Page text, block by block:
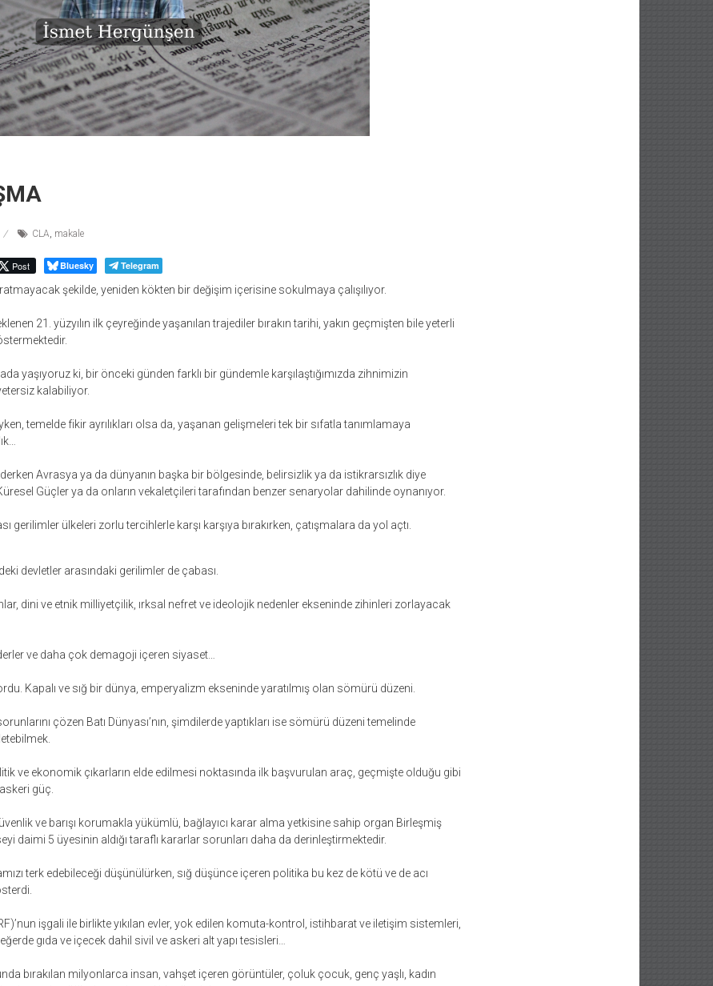
CLA, makale
Post Bluesky Telegram
şekilde, yeniden kökten bir değişim içerisine sokulmaya çalışılıyor.
21. yüzyılın ilk çeyreğinde yaşanılan trajediler bırakın tarihi, yakın geçmişten bile yeterli
yaşıyoruz ki, bir önceki günden farklı bir gündemle karşılaştığımızda zihnimizin
kalabiliyor.
temelde fikir ayrılıkları olsa da, yaşanan gelişmeleri tek bir sıfatla tanımlamaya
Avrasya ya da dünyanın başka bir bölgesinde, belirsizlik ya da istikrarsızlık diye
Güçler ya da onların vekaletçileri tarafından benzer senaryolar dahilinde oynanıyor.
gerilimler ülkeleri zorlu tercihlerle karşı karşıya bırakırken, çatışmalara da yol açtı.
devletler arasındaki gerilimler de çabası.
dini ve etnik milliyetçilik, ırksal nefret ve ideolojik nedenler ekseninde zihinleri zorlayacak
ve daha çok demagoji içeren siyaset…
Kapalı ve sığ bir dünya, emperyalizm ekseninde yaratılmış olan sömürü düzeni.
çözen Batı Dünyası’nın, şimdilerde yaptıkları ise sömürü düzeni temelinde
ve ekonomik çıkarların elde edilmesi noktasında ilk başvurulan araç, geçmişte olduğu gibi
güç.
ve barışı korumakla yükümlü, bağlayıcı karar alma yetkisine sahip organ Birleşmiş
daimi 5 üyesinin aldığı taraflı kararlar sorunları daha da derinleştirmektedir.
terk edebileceği düşünülürken, sığ düşünce içeren politika bu kez de kötü ve de acı
işgali ile birlikte yıkılan evler, yok edilen komuta-kontrol, istihbarat ve iletişim sistemleri,
gıda ve içecek dahil sivil ve askeri alt yapı tesisleri…
bırakılan milyonlarca insan, vahşet içeren görüntüler, çoluk çocuk, genç yaşlı, kadın